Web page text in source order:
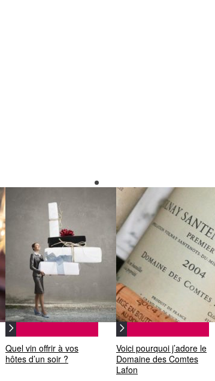
Quel vin offrir à vos
hôtes d’un soir ?
Voici pourquoi j’adore le
Domaine des Comtes
Lafon